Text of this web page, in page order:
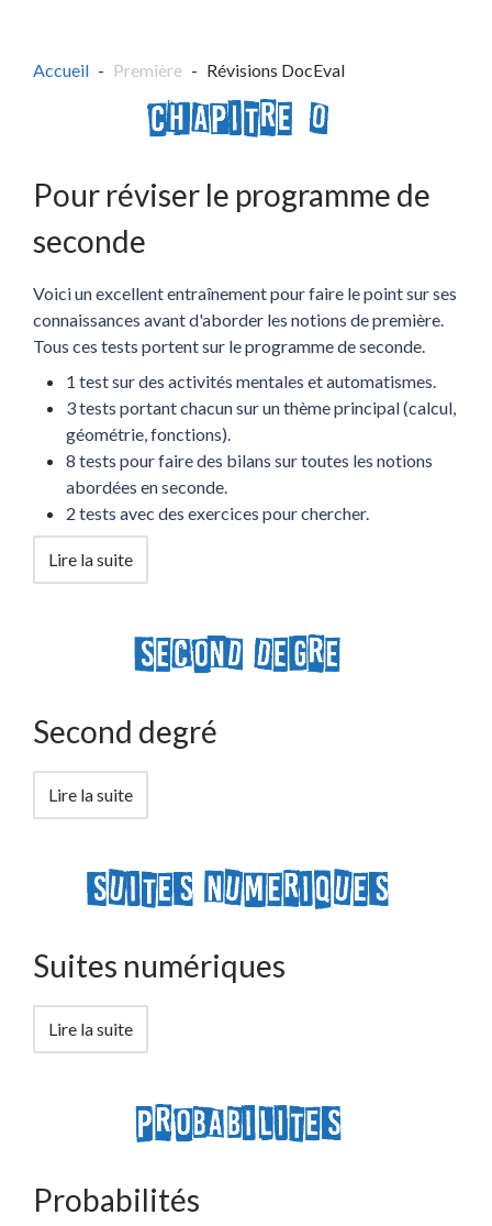
Accueil Première Révisions DocEval
Pour réviser le programme de
seconde
Voici un excellent entraînement pour faire le point sur ses
connaissances avant d'aborder les notions de première.
Tous ces tests portent sur le programme de seconde.
1 test sur des activités mentales et automatismes.
3 tests portant chacun sur un thème principal (calcul,
géométrie, fonctions).
8 tests pour faire des bilans sur toutes les notions
abordées en seconde.
2 tests avec des exercices pour chercher.
Lire la suite
Second degré
Lire la suite
Suites numériques
Lire la suite
Probabilités